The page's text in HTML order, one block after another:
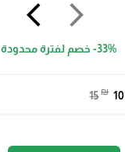
arrow_forward_ios
arrow_back_ios
-33% خصم لفترة محدودة
15 ₪ 10